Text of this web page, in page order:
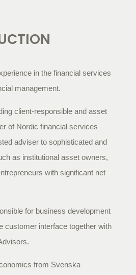
in the financial services
management.
client-responsible and asset
of Nordic financial services
adviser to sophisticated and
as institutional asset owners,
with significant net
for business development
customer interface together with
from Svenska